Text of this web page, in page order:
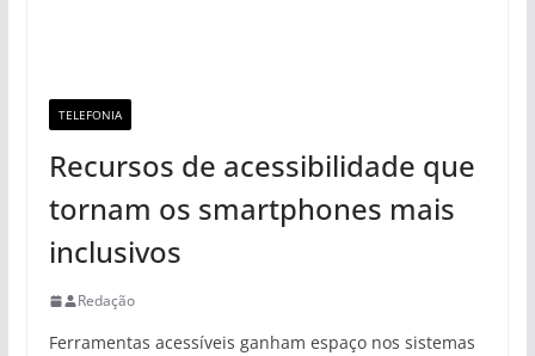
TELEFONIA
Recursos de acessibilidade que
tornam os smartphones mais
inclusivos
Redação
Ferramentas acessíveis ganham espaço nos sistemas